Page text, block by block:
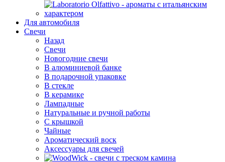
Для автомобиля
Свечи
Назад
Свечи
Новогодние свечи
В алюминиевой банке
В подарочной упаковке
В стекле
В керамике
Лампадные
Натуральные и ручной работы
С крышкой
Чайные
Ароматический воск
Аксессуары для свечей